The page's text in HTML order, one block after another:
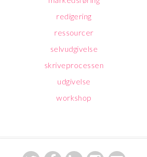
redigering
ressourcer
selvudgivelse
skriveprocessen
udgivelse
workshop